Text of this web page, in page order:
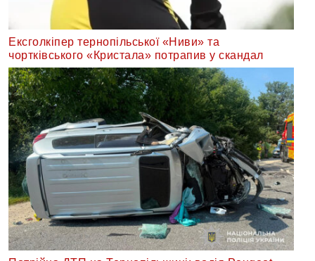
Ексголкіпер тернопільської «Ниви» та
чортківського «Кристала» потрапив у скандал